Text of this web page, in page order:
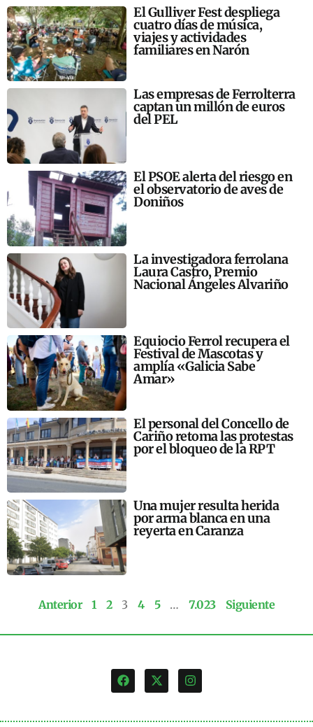
El Gulliver Fest despliega
cuatro días de música,
viajes y actividades
familiares en Narón
Las empresas de Ferrolterra
captan un millón de euros
del PEL
El PSOE alerta del riesgo en
el observatorio de aves de
Doniños
La investigadora ferrolana
Laura Castro, Premio
Nacional Ángeles Alvariño
Equiocio Ferrol recupera el
Festival de Mascotas y
amplía «Galicia Sabe
Amar»
El personal del Concello de
Cariño retoma las protestas
por el bloqueo de la RPT
Una mujer resulta herida
por arma blanca en una
reyerta en Caranza
Anterior 1 2 3 4 5 … 7.023 Siguiente